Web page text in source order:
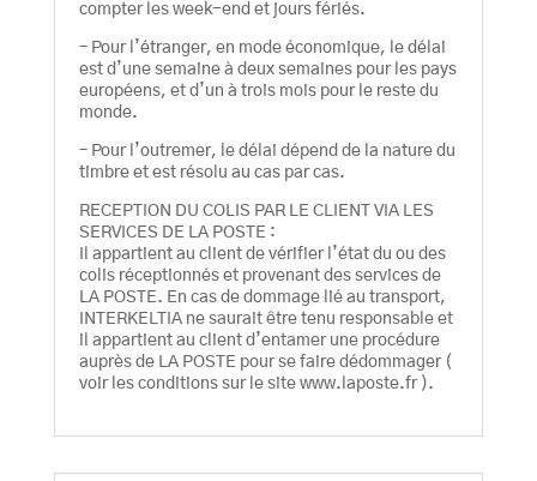
compter les week-end et jours fériés.
– Pour l’étranger, en mode économique, le délai
est d’une semaine à deux semaines pour les pays
européens, et d’un à trois mois pour le reste du
monde.
– Pour l’outremer, le délai dépend de la nature du
timbre et est résolu au cas par cas.
RECEPTION DU COLIS PAR LE CLIENT VIA LES
SERVICES DE LA POSTE :
Il appartient au client de vérifier l’état du ou des
colis réceptionnés et provenant des services de
LA POSTE. En cas de dommage lié au transport,
INTERKELTIA ne saurait être tenu responsable et
il appartient au client d’entamer une procédure
auprès de LA POSTE pour se faire dédommager (
voir les conditions sur le site www.laposte.fr ).